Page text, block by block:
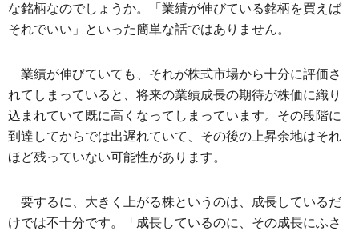
な銘柄なのでしょうか。「業績が伸びている銘柄を買えば
それでいい」といった簡単な話ではありません。
業績が伸びていても、それが株式市場から十分に評価さ
れてしまっていると、将来の業績成長の期待が株価に織り
込まれていて既に高くなってしまっています。その段階に
到達してからでは出遅れていて、その後の上昇余地はそれ
ほど残っていない可能性があります。
要するに、大きく上がる株というのは、成長しているだ
けでは不十分です。「成長しているのに、その成長にふさ